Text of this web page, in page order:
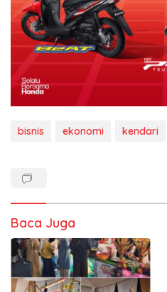
bisnis ekonomi kendari
Baca Juga